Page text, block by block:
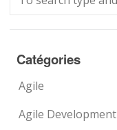
Catégories
Agile
Agile Development